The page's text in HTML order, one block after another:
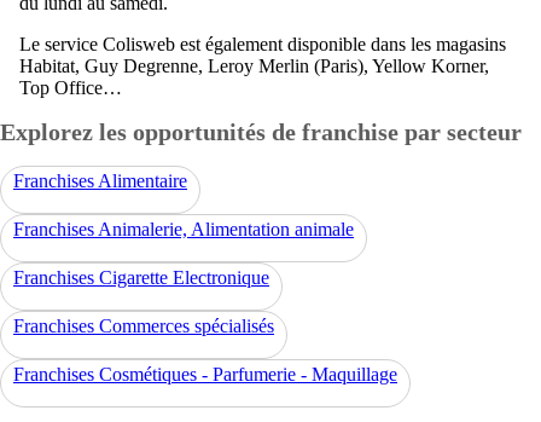
Le service Colisweb est également disponible dans les magasins
Habitat, Guy Degrenne, Leroy Merlin (Paris), Yellow Korner,
Top Office…
Explorez les opportunités de franchise par secteur
Franchises Alimentaire
Franchises Animalerie, Alimentation animale
Franchises Cigarette Electronique
Franchises Commerces spécialisés
Franchises Cosmétiques - Parfumerie - Maquillage